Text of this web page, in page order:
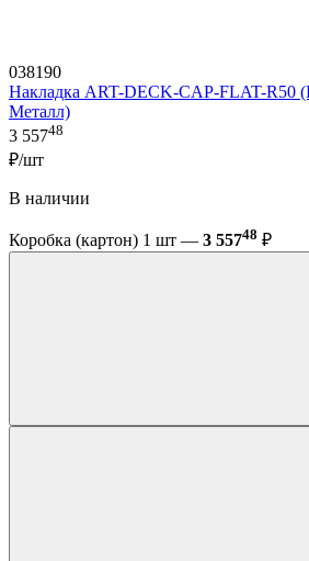
038190
Накладка ART-DECK-CAP-FLAT-R50
Металл)
3 55748
₽/шт
В наличии
Коробка (картон) 1 шт — 3 55748 ₽